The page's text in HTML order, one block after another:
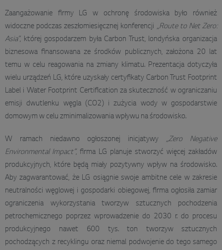
Zaangażowanie firmy LG w ochronę środowiska było również
widoczne podczas zeszłomiesięcznej konferencji „Route to Net Zero:
Asia”, której gospodarzem była Carbon Trust, londyńska organizacja
biznesowa finansowana ze środków publicznych, założona 20 lat
temu w celu reagowania na zmiany klimatu. Prezentacja dotyczyła
wielu urządzeń LG, które uzyskały certyfikaty Carbon Trust Footprint
Label i Water Footprint Certification za skuteczność w ograniczaniu
emisji dwutlenku węgla (CO2) i zużycia wody w gospodarstwie
domowym w celu zminimalizowania wpływu na środowisko.
W ramach niedawno ogłoszonej inicjatywy „Zero Negative
Environmental Impact”, firma LG planuje stworzyć więcej zakładów
produkcyjnych, które będą miały pozytywny wpływ na środowisko.
Aby zagwarantować, że LG osiągnie swoje ambitne cele w zakresie
neutralności węglowej i gospodarki obiegowej, firma ogłosiła zamiar
ograniczenia wykorzystania tworzyw sztucznych pochodzenia
petrochemicznego poprzez wprowadzenie do 2030 r. do procesu
produkcyjnego nawet 600 tys. ton tworzyw sztucznych
pochodzących z recyklingu oraz niemal podwojenie do tego samego